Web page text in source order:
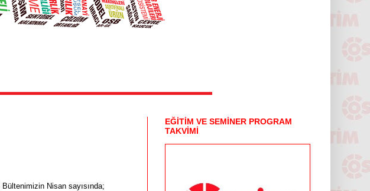
Bültenimizin Nisansayısında;
EĞİTİM VE SEMİNER PROGRAM
TAKVİMİ